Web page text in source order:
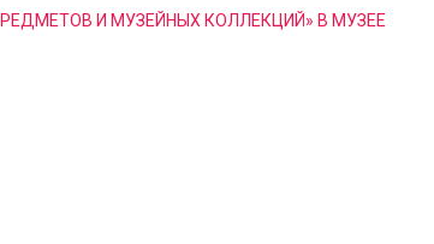
И МУЗЕЙНЫХ КОЛЛЕКЦИЙ» В МУЗЕЕ